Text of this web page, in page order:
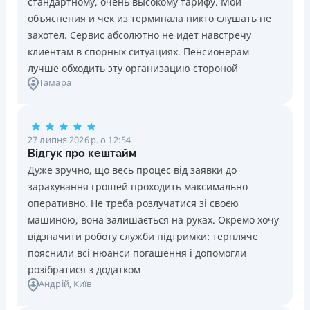
Ліцензія НБУ №10
Вся інформація про кредит
Знижена процентна ставка 0,01% в день для нових
клієнтів на період від 3 до 30 днів (після цього діє
стандартна ставка 1%)
Запитуються лише дані паспорта, ІПН, номер
банківської картки й телефону
Оформляються кредити онлайн 24/7. Розглядаються
кредитною історією
Переказуються гроші на банківську картку відразу
після підписання електронного договору про надання
кредиту
Даруються знижки до -99% постійним клієнтам на
майбутні кредити згідно з програмою лояльності
Програма лояльності для постійних клієнтів
Цілодобова підтримка в Viber, Telegram, Facebook
Недоліки
Нема кредиту для юросіб (ФОП)
объяснения и чек из терминала никто слушать не
захотел. Сервис абсолютно не идет навстречу
клиентам в спорных ситуациях. Пенсионерам
лучше обходить эту организацию стороной
Тамара
27 липня 2026 р. о 12:54
Відгук про кештайм
Дуже зручно, що весь процес від заявки до
зарахування грошей проходить максимально
оперативно. Не треба розлучатися зі своєю
машиною, вона залишається на руках. Окремо хочу
відзначити роботу служби підтримки: терпляче
пояснили всі нюанси погашення і допомогли
розібратися з додатком
Андрій, Київ